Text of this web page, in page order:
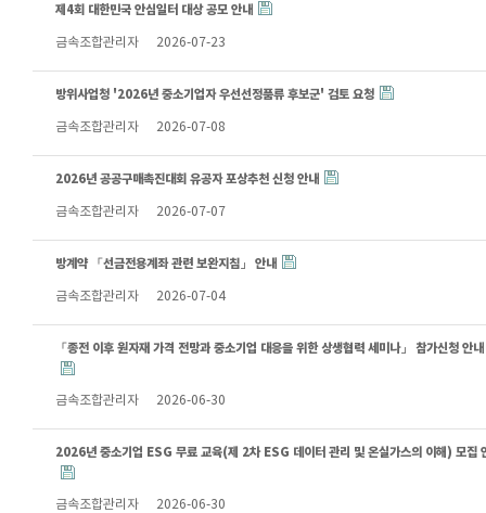
제4회 대한민국 안심일터 대상 공모 안내
금속조합관리자 2026-07-23
방위사업청 '2026년 중소기업자 우선선정품류 후보군' 검토 요청
금속조합관리자 2026-07-08
2026년 공공구매촉진대회 유공자 포상추천 신청 안내
금속조합관리자 2026-07-07
방계약 「선금전용계좌 관련 보완지침」 안내
금속조합관리자 2026-07-04
「종전 이후 원자재 가격 전망과 중소기업 대응을 위한 상생협력 세미나」 참가신청 안내
금속조합관리자 2026-06-30
2026년 중소기업 ESG 무료 교육(제 2차 ESG 데이터 관리 및 온실가스의 이해) 모집
금속조합관리자 2026-06-30